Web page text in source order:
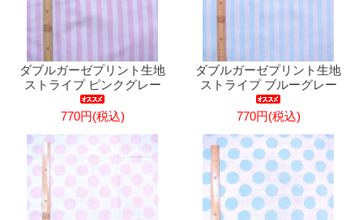
ダブルガーゼプリント生地
ストライプ ピンクグレー
770円(税込)
ダブルガーゼプリント生地
ストライプ ブルーグレー
770円(税込)